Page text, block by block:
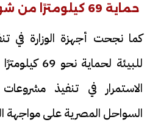
حماية 69 كيلومترًا من شواطئ الدلتا
كما نجحت أجهزة الوزارة في
للبيئة
الاستمرار في تنفيذ
السواحل المصرية على مواجهة